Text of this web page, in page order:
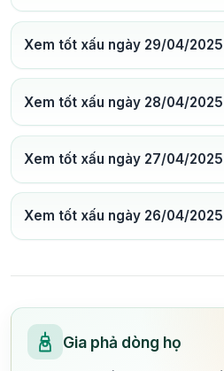
Xem tốt xấu ngày 29/04/2025
Xem tốt xấu ngày 28/04/2025
Xem tốt xấu ngày 27/04/2025
Xem tốt xấu ngày 26/04/2025
Gia phả dòng họ